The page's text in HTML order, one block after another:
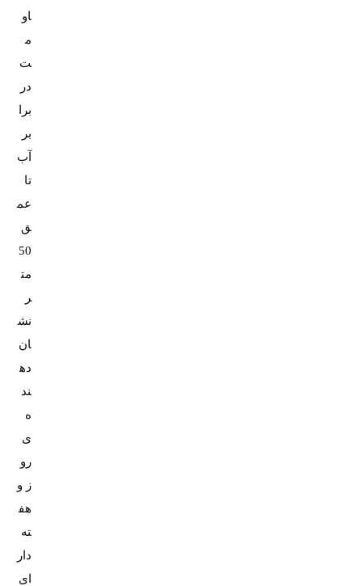
او
م
ت
در
برا
بر
آب
تا
عم
ق
50
مت
ر
نش
ان‌
ده
ند
ه‌
ی
رو
ز و
هف
ته
دار
ای